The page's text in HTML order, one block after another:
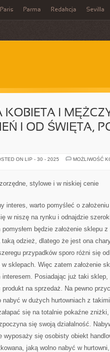
Paris Parma Redakcja Sevilla
KOBIETA I
I OD ŚWIĘTA,
ON LIP - 30 - 2025
MOŻLIWOŚĆ
stylowe i w niskiej cenie
interes, warto pomyśleć o
w niszę na rynku i odnajdzie
będzie założenie sklepu
taką odzież, dlatego że jest ona
przypadków sporo różni się
sklepach. Więc zatem założenie
interesem. Posiadając już taki
produkt na sprzedaż. Na pewno
nabyć w dużych hurtowniach z
się na totalnie pokaźne
się swoją działalność.
wyposaży się osobisty obiekt
jaką wolno nabyć w